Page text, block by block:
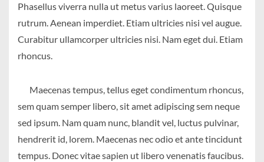
Phasellus viverra nulla ut metus varius laoreet. Quisque
rutrum. Aenean imperdiet. Etiam ultricies nisi vel augue.
Curabitur ullamcorper ultricies nisi. Nam eget dui. Etiam
rhoncus.
Maecenas tempus, tellus eget condimentum rhoncus,
sem quam semper libero, sit amet adipiscing sem neque
sed ipsum. Nam quam nunc, blandit vel, luctus pulvinar,
hendrerit id, lorem. Maecenas nec odio et ante tincidunt
tempus. Donec vitae sapien ut libero venenatis faucibus.